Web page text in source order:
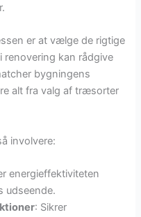
er at vælge de rigtige
renovering kan rådgive
bygningens
alt fra valg af træsorter
involvere:
energieffektiviteten
udseende.
: Sikrer